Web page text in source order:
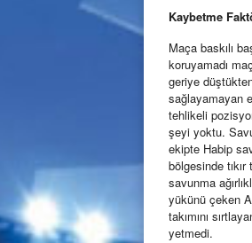
Kaybetme
Maça baskılı
koruyamadı
geriye
sağlayamayan
tehlikeli
şeyi yoktu.
ekipte Habip
bölgesinde
savunma
yükünü çeken
takımını
yetmedi.